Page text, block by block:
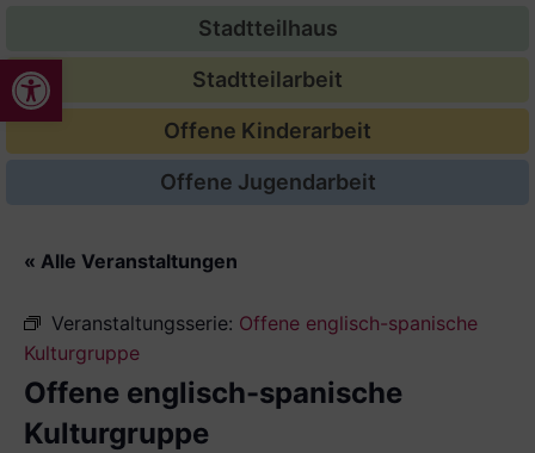
Werkzeugleiste öffnen
Stadtteilhaus
Stadtteilarbeit
Offene Kinderarbeit
Offene Jugendarbeit
« Alle Veranstaltungen
Veranstaltungsserie: Offene englisch-spanische
Kulturgruppe
Offene englisch-spanische
Kulturgruppe